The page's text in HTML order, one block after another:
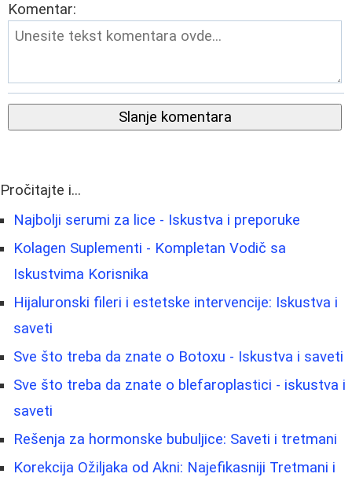
Komentar:
Slanje komentara
Pročitajte i...
Najbolji serumi za lice - Iskustva i preporuke
Kolagen Suplementi - Kompletan Vodič sa
Iskustvima Korisnika
Hijaluronski fileri i estetske intervencije: Iskustva i
saveti
Sve što treba da znate o Botoxu - Iskustva i saveti
Sve što treba da znate o blefaroplastici - iskustva i
saveti
Rešenja za hormonske bubuljice: Saveti i tretmani
Korekcija Ožiljaka od Akni: Najefikasniji Tretmani i